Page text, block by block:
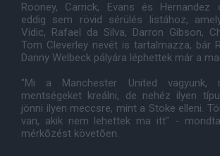
Rooney, Carrick, Evans és Hernandez
eddig sem rövid sérülés listához,
Vidic, Rafael da Silva, Darron Gibson,
Tom Cleverley nevét is tartalmazza, bár
Danny Welbeck pályára léphettek már a
"Mi a Manchester United vagyunk,
mentségeket kreálni, de nehéz ilyen
jönni ilyen meccsre, mint a Stoke elleni.
van, akik nem lehettek ma itt" -
mérkõzést követõen.